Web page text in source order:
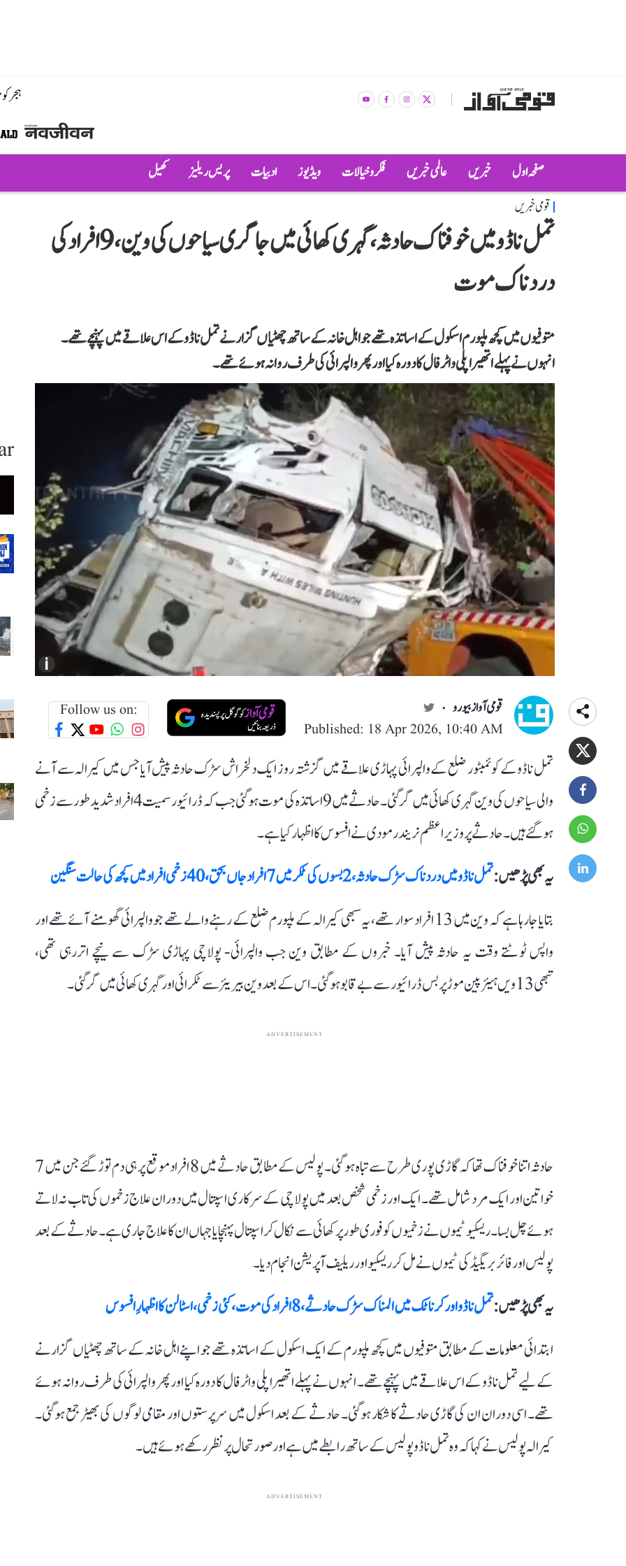
ہجر
صفحہ اول خبریں عالمی خبریں فکر و خیالات ویڈیوز ادبیات پریس ریلیز کھیل
قومی خبریں
تمل ناڈو میں خوفناک حادثہ، گہری کھائی میں جا گری سیاحوں کی وین، 9 افراد کی
دردناک موت
متوفیوں میں کچھ ملپورم اسکول کے اساتذہ تھے جو اہل خانہ کے ساتھ چھٹیاں گزارنے تمل ناڈو کے اس علاقے میں پہنچے تھے۔
انہوں نے پہلے اتھیراپلی واٹرفال کا دورہ کیا اور پھر والپرائی کی طرف روانہ ہوئے تھے۔
i
قومی آواز بیورو
Published: 18 Apr 2026, 10:40 AM
Follow us on:
تمل ناڈو کے کوئمبٹور ضلع کے والپرائی پہاڑی علاقے میں گزشتہ روز ایک دلخراش سڑک حادثہ پیش آیا جس میں کیرالہ سے آنے
والی سیاحوں کی وین گہری کھائی میں گر گئی۔ حادثے میں 9 اساتذہ کی موت ہو گئی جب کہ ڈرائیور سمیت 4 افراد شدید طور سے زخمی
ہو گئے ہیں۔ حادثے پر وزیر اعظم نریندر مودی نے افسوس کا اظہار کیا ہے۔
یہ بھی پڑھیں :تمل ناڈو میں دردناک سڑک حادثہ، 2 بسوں کی ٹکر میں 7 افراد جاں بحق، 40 زخمی افراد میں کچھ کی حالت سنگین
بتایا جارہا ہے کہ وین میں 13 افراد سوار تھے، یہ سبھی کیرالہ کے ملپورم ضلع کے رہنے والے تھے جو والپرائی گھومنے آئے تھے اور
واپس ٹوٹتے وقت یہ حادثہ پیش آیا۔ خبروں کے مطابق وین جب والپرائی- پولاچی پہاڑی سڑک سے نیچے اتررہی تھی،
تبھی 13ویں ہیئرپین موڑ پر بس ڈرائیور سے بے قابو ہوگئی۔ اس کے بعد وین بیریئر سے ٹکرائی اور گہری کھائی میں گرگئی۔
ADVERTISEMENT
حادثہ اتنا خوفناک تھا کہ گاڑی پوری طرح سے تباہ ہو گئی۔ پولیس کے مطابق حادثے میں 8 افراد موقع پر ہی دم توڑ گئے جن میں 7
خواتین اور ایک مرد شامل تھے۔ ایک اور زخمی شخص بعد میں پولاچی کے سرکاری اسپتال میں دوران علاج زخموں کی تاب نہ لاتے
ہوئے چل بسا۔ ریسکیو ٹیموں نے زخمیوں کو فوری طور پر کھائی سے نکال کر اسپتال پہنچایا جہاں ان کا علاج جاری ہے۔ حادثے کے بعد
پولیس اور فائر بریگیڈ کی ٹیموں نے مل کر ریسکیو اور ریلیف آپریشن انجام دیا۔
یہ بھی پڑھیں :تمل ناڈو اور کرناٹک میں المناک سڑک حادثے، 8 افراد کی موت، کئی زخمی، اسٹالن کا اظہارِ افسوس
ابتدائی معلومات کے مطابق متوفیوں میں کچھ ملپورم کے ایک اسکول کے اساتذہ تھے جو اپنے اہل خانہ کے ساتھ چھٹیاں گزارنے
کے لیے تمل ناڈو کے اس علاقے میں پہنچے تھے۔ انہوں نے پہلے اتھیراپلی واٹرفال کا دورہ کیا اور پھر والپرائی کی طرف روانہ ہوئے
تھے۔ اسی دوران ان کی گاڑی حادثے کا شکار ہوگئی۔ حادثے کے بعد اسکول میں سرپرستوں اور مقامی لوگوں کی بھیڑ جمع ہوگئی۔
کیرالہ پولیس نے کہا کہ وہ تمل ناڈو پولیس کے ساتھ رابطے میں ہے اور صورتحال پر نظر رکھے ہوئے ہیں۔
ADVERTISEMENT